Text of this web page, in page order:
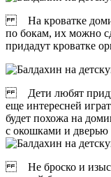
На кроватке домик
по бокам, их можно
придадут кроватке
Дети любят
еще интересней
будет похожа на
с окошками и дверью
Не броско и